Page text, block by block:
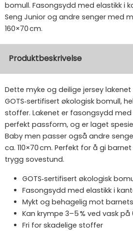
bomull. Fasongsydd med elastikk i
Seng Junior og andre senger med
160×70 cm.
Produktbeskrivelse
Dette myke og deilige jersey
GOTS‑sertifisert økologisk bomull,
stoffer. Lakenet er fasongsydd
perfekt passform, og er laget
Baby men passer også andre
ca. 110×70 cm. Perfekt for å gi
trygg sovestund.
GOTS‑sertifisert økologisk
Fasongsydd med elastikk i
Mykt og behagelig mot
Kan krympe 3–5 % ved vask på
Fri for skadelige stoffer